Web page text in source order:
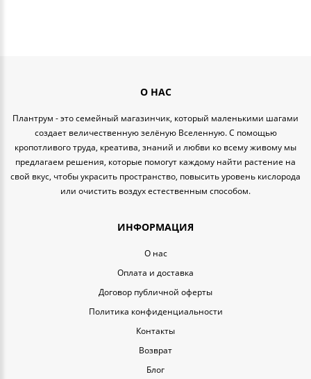
О НАС
Плантрум - это семейный магазинчик, который маленькими шагами
создает величественную зелёную Вселенную. С помощью
кропотливого труда, креатива, знаний и любви ко всему живому мы
предлагаем решения, которые помогут каждому найти растение на
свой вкус, чтобы украсить пространство, повысить уровень кислорода
или очистить воздух естественным способом.
ИНФОРМАЦИЯ
O нас
Оплата и доставка
Договор публичной оферты
Политика конфиденциальности
Контакты
Возврат
Блог